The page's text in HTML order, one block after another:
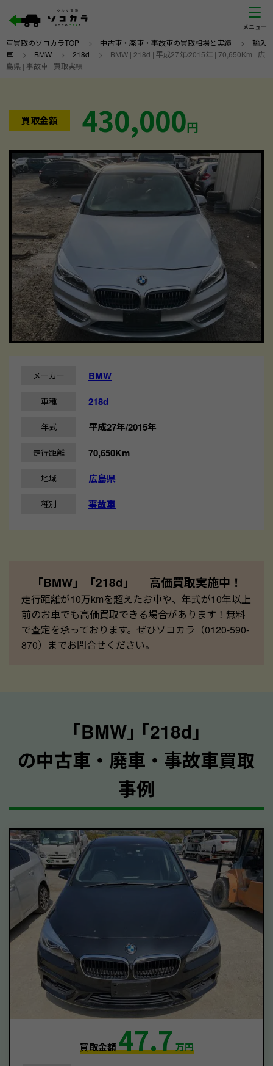
車買取のソコカラTOP > 中古車・廃車・事故車の買取相場と実績 > 輸入
車 > BMW > 218d > BMW | 218d | 平成27年/2015年 | 70,650Km | 広
島県 | 事故車 | 買取実績
買取金額 430,000円
メーカー BMW
車種 218d
年式 平成27年/2015年
走行距離 70,650Km
地域 広島県
種別 事故車
「BMW」「218d」 高価買取実施中！
走行距離が10万kmを超えたお車や、年式が10年以上
前のお車でも高価買取できる場合があります！無料
で査定を承っております。ぜひソコカラ（0120-590-
870）までお問合せください。
｢BMW｣ ｢218d｣
の中古車・廃車・事故車買取
事例
買取金額47.7万円